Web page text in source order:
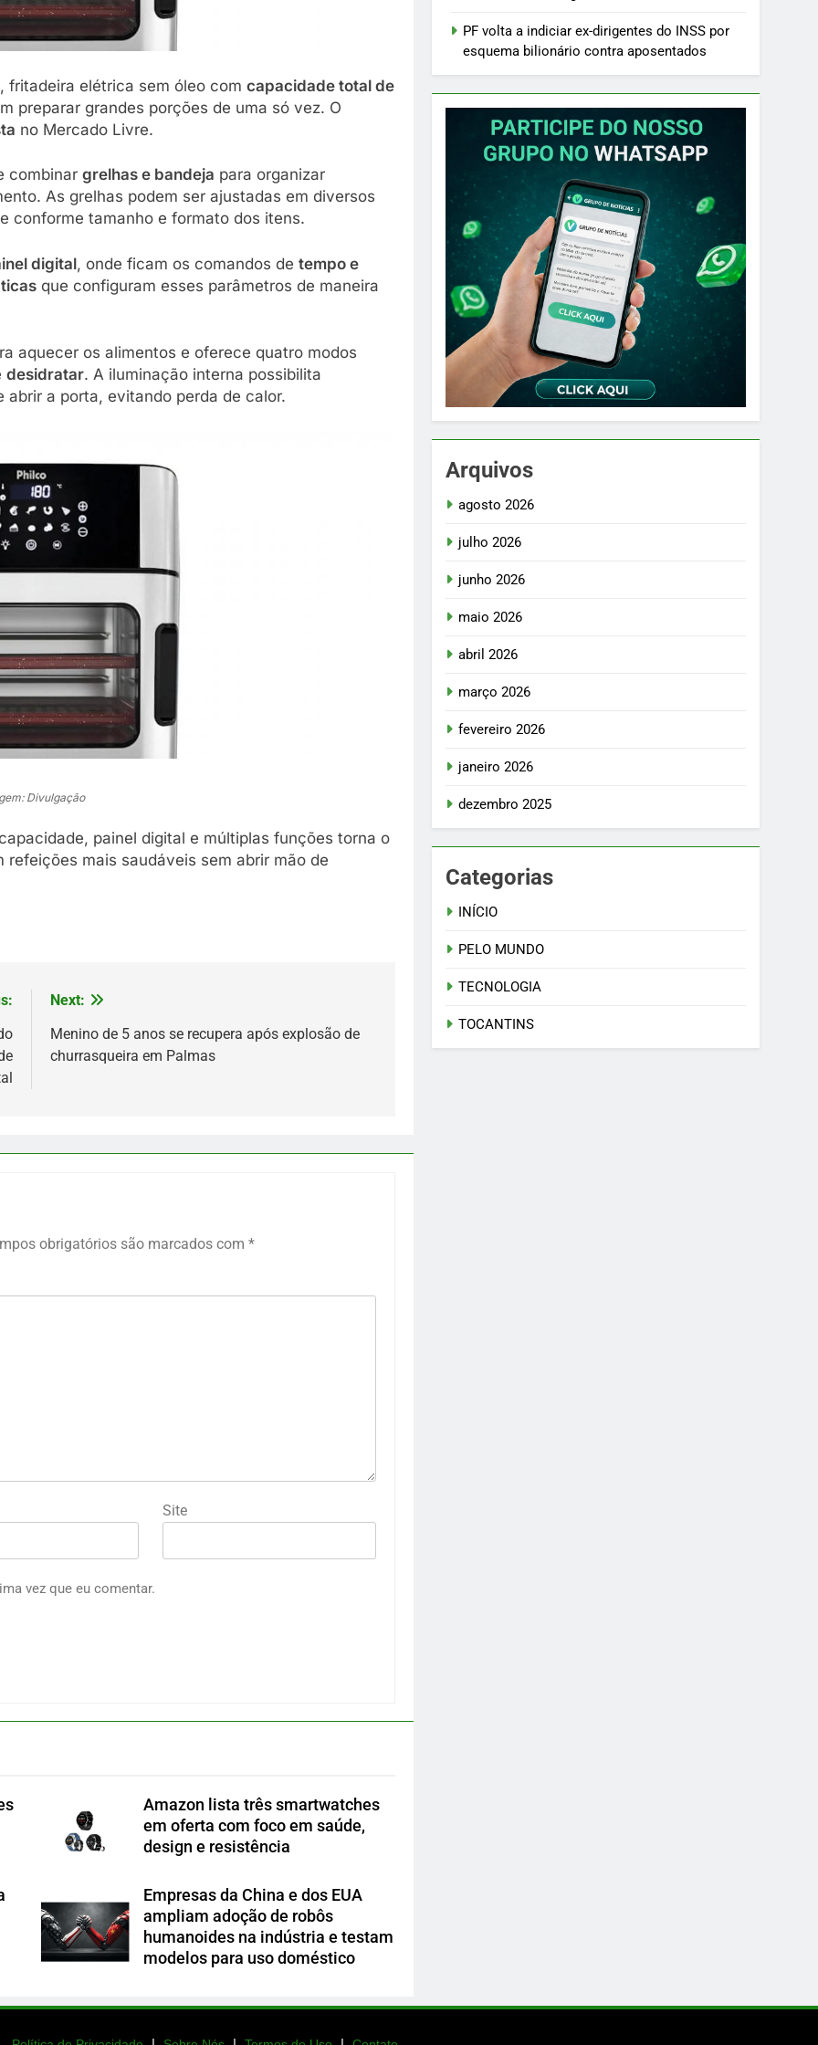
, fritadeira elétrica sem óleo com capacidade total de
preparar grandes porções de uma só vez. O
no Mercado Livre.
combinar grelhas e bandeja para organizar
As grelhas podem ser ajustadas em diversos
conforme tamanho e formato dos itens.
digital, onde ficam os comandos de tempo e
que configuram esses parâmetros de maneira
aquecer os alimentos e oferece quatro modos
desidratar. A iluminação interna possibilita
a porta, evitando perda de calor.
Divulgação
painel digital e múltiplas funções torna o
mais saudáveis sem abrir mão de
Next:
Menino de 5 anos se recupera após explosão de
churrasqueira em Palmas
obrigatórios são marcados com *
Site
vez que eu comentar.
Amazon lista três smartwatches
em oferta com foco em saúde,
design e resistência
Empresas da China e dos EUA
ampliam adoção de robôs
humanoides na indústria e testam
modelos para uso doméstico
PF volta a indiciar ex-dirigentes do INSS por
esquema bilionário contra aposentados
Arquivos
agosto 2026
julho 2026
junho 2026
maio 2026
abril 2026
março 2026
fevereiro 2026
janeiro 2026
dezembro 2025
Categorias
INÍCIO
PELO MUNDO
TECNOLOGIA
TOCANTINS